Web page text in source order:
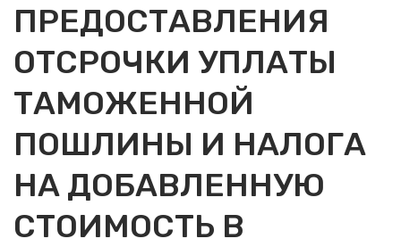
ПРЕДОСТАВЛЕНИЯ
ОТСРОЧКИ УПЛАТЫ
ТАМОЖЕННОЙ
ПОШЛИНЫ И НАЛОГА
НА ДОБАВЛЕННУЮ
СТОИМОСТЬ В